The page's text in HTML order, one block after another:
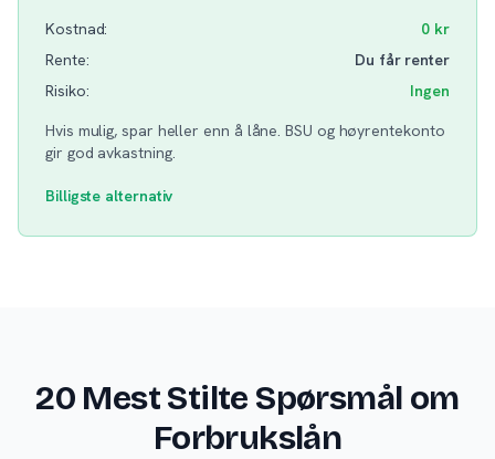
Kostnad:
0 kr
Rente:
Du får renter
Risiko:
Ingen
Hvis mulig, spar heller enn å låne. BSU og høyrentekonto
gir god avkastning.
Billigste alternativ
20 Mest Stilte Spørsmål om
Forbrukslån